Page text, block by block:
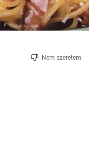
Nem szeretem